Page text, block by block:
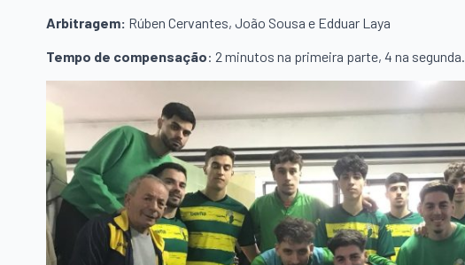
Arbitragem: Rúben Cervantes, João Sousa e Edduar Laya
Tempo de compensação: 2 minutos na primeira parte, 4 na segunda.